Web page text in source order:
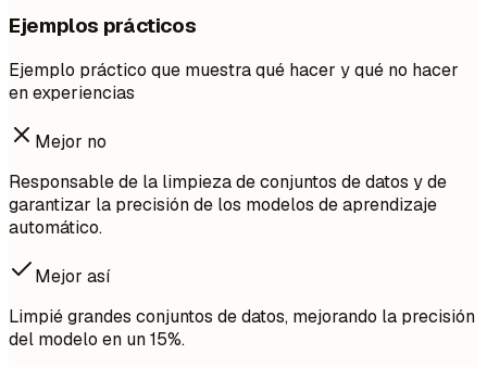
Ejemplos prácticos
Ejemplo práctico que muestra qué hacer y qué no hacer
en experiencias
Mejor no
Responsable de la limpieza de conjuntos de datos y de
garantizar la precisión de los modelos de aprendizaje
automático.
Mejor así
Limpié grandes conjuntos de datos, mejorando la precisión
del modelo en un 15%.